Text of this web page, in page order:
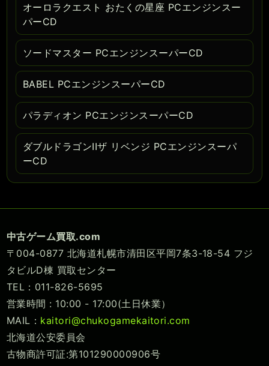
オーロラクエスト おたくの星座 PCエンジンスー
パーCD
ソードマスター PCエンジンスーパーCD
BABEL PCエンジンスーパーCD
パラディオン PCエンジンスーパーCD
ダブルドラゴンIIザ リベンジ PCエンジンスーパ
ーCD
中古ゲーム買取.com
〒004-0877 北海道札幌市清田区平岡7条3-18-54 フジ
タビルD棟 買取センター
TEL：011-826-5695
営業時間 : 10:00 - 17:00(土日休業）
MAIL： kaitori@chukogamekaitori.com
北海道公安委員会
古物商許可証:第101290000906号